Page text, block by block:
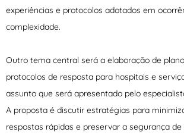
experiências e protocolos adotados em
complexidade.
Outro tema central será a elaboração de
protocolos de resposta para hospitais e
assunto que será apresentado pelo
A proposta é discutir estratégias para
respostas rápidas e preservar a segurança